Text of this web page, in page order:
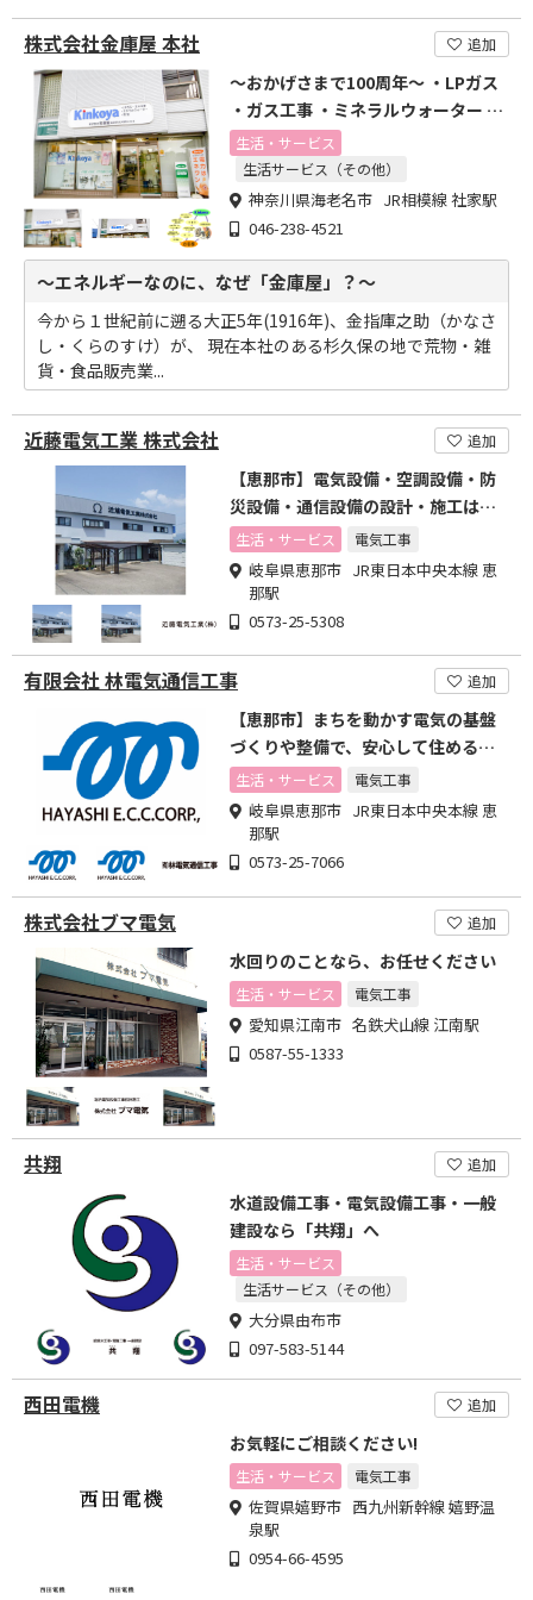
株式会社金庫屋 本社 追加
～おかげさまで100周年～ ・LPガス
・ガス工事 ・ミネラルウォーター ・
電気
生活・サービス
生活サービス（その他）
神奈川県海老名市 JR相模線 社家駅
046-238-4521
～エネルギーなのに、なぜ「金庫屋」？～
今から１世紀前に遡る大正5年(1916年)、金指庫之助（かなさ
し・くらのすけ）が、 現在本社のある杉久保の地で荒物・雑
貨・食品販売業...
近藤電気工業 株式会社 追加
【恵那市】電気設備・空調設備・防
災設備・通信設備の設計・施工はお
任せください
生活・サービス 電気工事
岐阜県恵那市 JR東日本中央本線 恵
那駅
0573-25-5308
有限会社 林電気通信工事 追加
【恵那市】まちを動かす電気の基盤
づくりや整備で、安心して住めるま
ちづくりを支えています。
生活・サービス 電気工事
岐阜県恵那市 JR東日本中央本線 恵
那駅
0573-25-7066
株式会社ブマ電気 追加
水回りのことなら、お任せください
生活・サービス 電気工事
愛知県江南市 名鉄犬山線 江南駅
0587-55-1333
共翔 追加
水道設備工事・電気設備工事・一般
建設なら「共翔」へ
生活・サービス
生活サービス（その他）
大分県由布市
097-583-5144
西田電機 追加
お気軽にご相談ください!
生活・サービス 電気工事
佐賀県嬉野市 西九州新幹線 嬉野温
泉駅
0954-66-4595